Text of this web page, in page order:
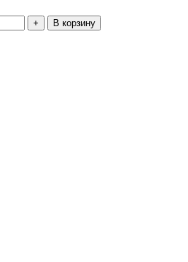
В корзину